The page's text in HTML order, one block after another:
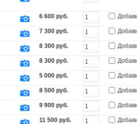
6 600 руб.
7 300 руб.
8 300 руб.
8 300 руб.
5 000 руб.
8 500 руб.
9 900 руб.
11 500 руб.